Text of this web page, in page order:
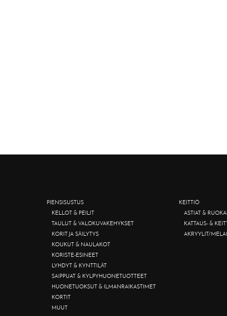
PIENSISUSTUS
KELLOT & PEILIT
TAULUT & VALOKUVAKEHYKSET
KORIT JA SÄILYTYS
KOUKUT & NAULAKOT
KORISTE-ESINEET
LYHDYT & KYNTTILÄT
SAIPPUAT & KYLPYHUONETUOTTEET
HUONETUOKSUT & ILMANRAIKASTIMET
KORTIT
MUUT
KEITTIÖ
ASTIAT &
KATTAUS- &
AKRYYLIT/